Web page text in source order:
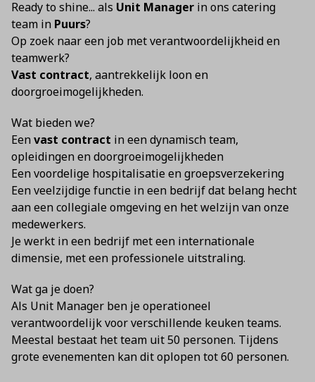
Ready to shine... als Unit Manager in ons catering
team in Puurs?
Op zoek naar een job met verantwoordelijkheid en
teamwerk?
Vast contract, aantrekkelijk loon en
doorgroeimogelijkheden.
Wat bieden we?
Eenvast contract in een dynamisch team,
opleidingen en doorgroeimogelijkheden
Een voordelige hospitalisatie en groepsverzekering
Een veelzijdige functie in een bedrijf dat belang hecht
aan een collegiale omgeving en het welzijn van onze
medewerkers.
Je werkt in een bedrijf met een internationale
dimensie, met een professionele uitstraling.
Wat ga je doen?
Als Unit Manager ben je operationeel
verantwoordelijk voor verschillende keuken teams.
Meestal bestaat het team uit 50 personen. Tijdens
grote evenementen kan dit oplopen tot 60 personen.